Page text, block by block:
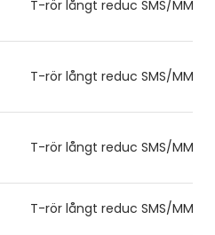
T-rör långt reduc SMS/MM
T-rör långt reduc SMS/MM
T-rör långt reduc SMS/MM
T-rör långt reduc SMS/MM